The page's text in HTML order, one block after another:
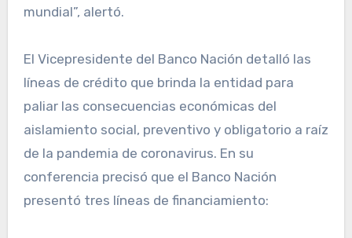
mundial”, alertó.
El Vicepresidente del Banco Nación detalló las
líneas de crédito que brinda la entidad para
paliar las consecuencias económicas del
aislamiento social, preventivo y obligatorio a raíz
de la pandemia de coronavirus. En su
conferencia precisó que el Banco Nación
presentó tres líneas de financiamiento: